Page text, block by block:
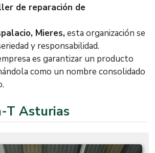
de reparación de
Mieres,esta organización se
y responsabilidad.
es garantizar un producto
como un nombre consolidado
T Asturias